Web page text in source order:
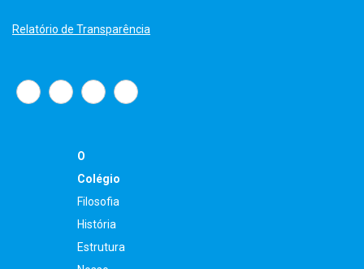
Relatório de Transparência
O
Colégio
Filosofia
História
Estrutura